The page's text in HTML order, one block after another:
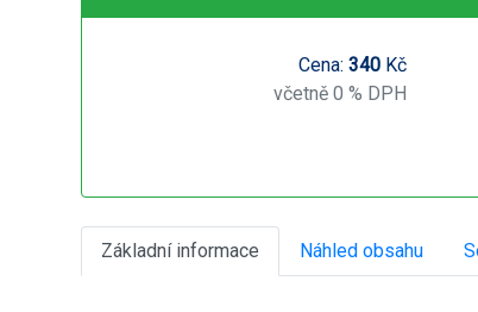
Cena: 340Kč
včetně 0 % DPH
Základní informace Náhled obsahu